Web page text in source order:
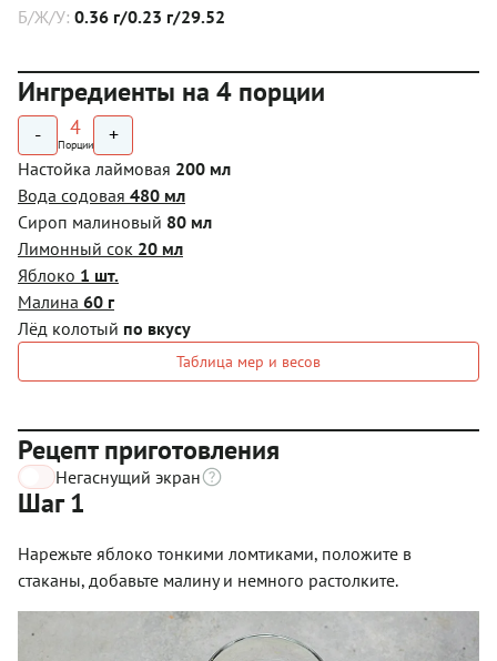
Б/Ж/У: 0.36 г/0.23 г/29.52
Ингредиенты на 4 порции
- 4
Порции +
Настойка лаймовая 200 мл
Вода содовая 480 мл
Сироп малиновый 80 мл
Лимонный сок 20 мл
Яблоко 1 шт.
Малина 60 г
Лёд колотый по вкусу
Таблица мер и весов
Рецепт приготовления
Негаснущий экран
Шаг 1
Нарежьте яблоко тонкими ломтиками, положите в
стаканы, добавьте малину и немного растолките.